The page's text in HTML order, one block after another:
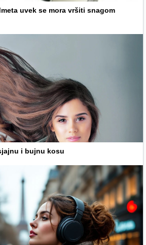
uvek se mora vršiti snagom
i bujnu kosu